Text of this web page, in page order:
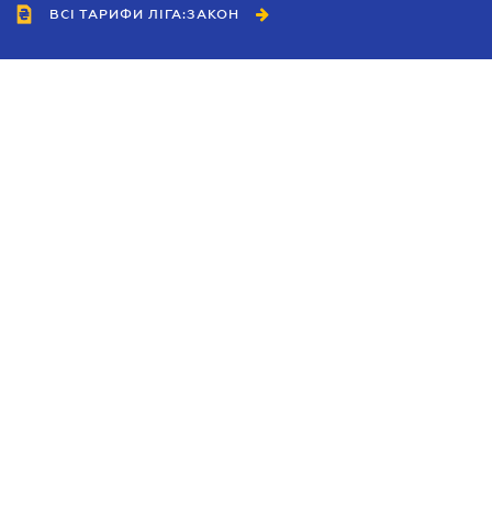
ВСІ ТАРИФИ ЛІГА:ЗАКОН